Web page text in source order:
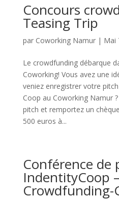
Concours
Teasing Trip
par Coworking Namur| Mai
Le crowdfunding débarque
Coworking! Vous avez une
veniez enregistrer votre
Coop au Coworking Namur
pitch et remportez un
500 euros à...
Conférence de
IndentityCoop –
Crowdfunding-